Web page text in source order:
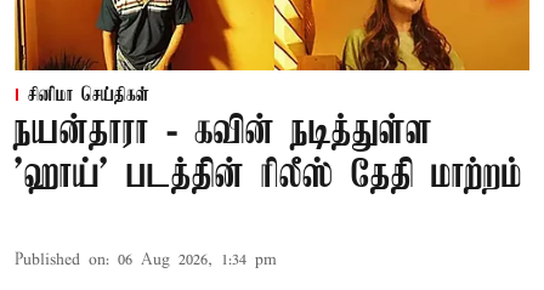
சினிமா செய்திகள்
நயன்தாரா - கவின் நடித்துள்ள
'ஹாய்' படத்தின் ரிலீஸ் தேதி மாற்றம்
Published on: 06 Aug 2026, 1:34 pm